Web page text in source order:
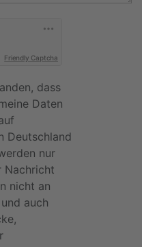
Friendly Captcha
dass
Daten
Deutschland
nur
Nachricht
nicht an
auch